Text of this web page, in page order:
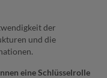
der
und die
eine Schlüsselrolle